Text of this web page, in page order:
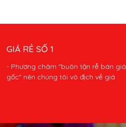
GIÁ RẺ SỐ 1
- Phương châm "buôn tận rễ bán giá
gốc" nên chúng tôi vô địch về giá